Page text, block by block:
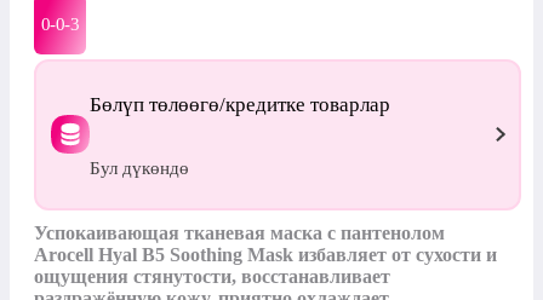
0-0-3
Бөлүп төлөөгө/кредитке товарлар
Бул дүкөндө
Успокаивающая тканевая маска с пантенолом
Arocell Hyal B5 Soothing Mask избавляет от сухости и
ощущения стянутости, восстанавливает